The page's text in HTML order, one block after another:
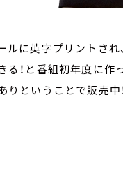
ルに英字プリントされ
！と番組初年度に作
ということで販売中